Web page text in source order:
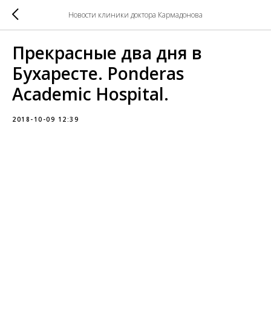
Новости клиники доктора Кармадонова
Прекрасные два дня в
Бухаресте. Ponderas
Academic Hospital.
2018-10-09 12:39